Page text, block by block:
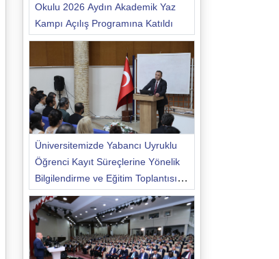
Okulu 2026 Aydın Akademik Yaz
Kampı Açılış Programına Katıldı
Üniversitemizde Yabancı Uyruklu
Öğrenci Kayıt Süreçlerine Yönelik
Bilgilendirme ve Eğitim Toplantısı
Düzenlendi